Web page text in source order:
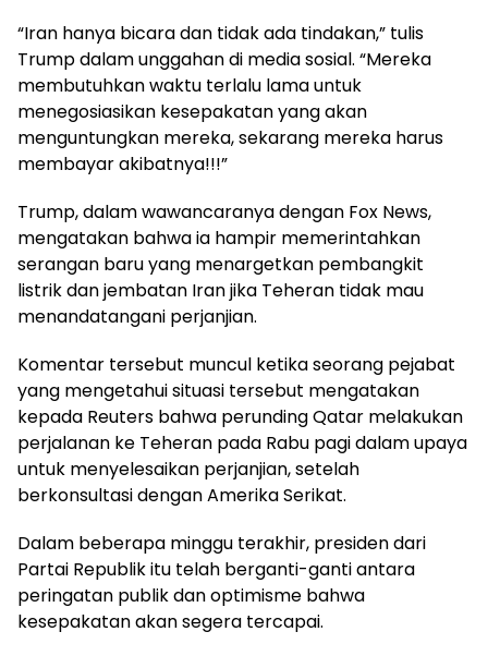
“Iran hanya bicara dan tidak ada tindakan,” tulis
Trump dalam unggahan di media sosial. “Mereka
membutuhkan waktu terlalu lama untuk
menegosiasikan kesepakatan yang akan
menguntungkan mereka, sekarang mereka harus
membayar akibatnya!!!”
Trump, dalam wawancaranya dengan Fox News,
mengatakan bahwa ia hampir memerintahkan
serangan baru yang menargetkan pembangkit
listrik dan jembatan Iran jika Teheran tidak mau
menandatangani perjanjian.
Komentar tersebut muncul ketika seorang pejabat
yang mengetahui situasi tersebut mengatakan
kepada Reuters bahwa perunding Qatar melakukan
perjalanan ke Teheran pada Rabu pagi dalam upaya
untuk menyelesaikan perjanjian, setelah
berkonsultasi dengan Amerika Serikat.
Dalam beberapa minggu terakhir, presiden dari
Partai Republik itu telah berganti-ganti antara
peringatan publik dan optimisme bahwa
kesepakatan akan segera tercapai.